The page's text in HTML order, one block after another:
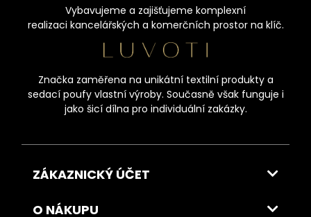
Vybavujeme a zajišťujeme komplexní
realizaci kancelářských a komerčních prostor na klíč.
Značka zaměřena na unikátní textilní produkty a
sedací poufy vlastní výroby. Současně však funguje i
jako šicí dílna pro individuální zakázky.
ZÁKAZNICKÝ ÚČET
O NÁKUPU